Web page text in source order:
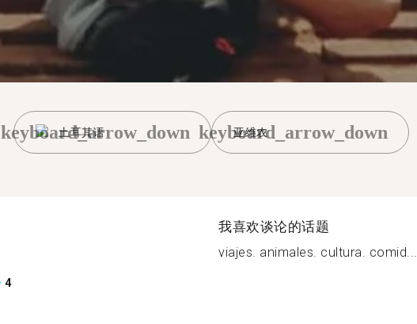
土耳其语
keyboard_arrow_down 亚维农
keyboard_arrow_down
4
我喜欢谈论的话题
viajes. animales. cultura. comid...